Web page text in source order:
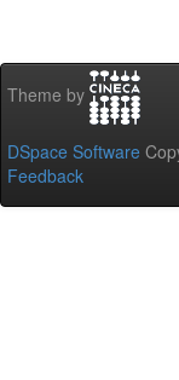
Theme by
DSpace Software
Feedback